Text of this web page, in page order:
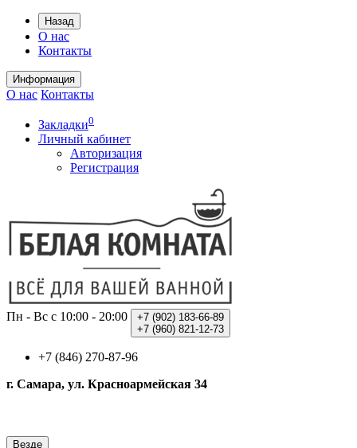
Назад
О нас
Контакты
Информация
О нас Контакты
Закладки0
Личный кабинет
Авторизация
Регистрация
Пн - Вс с 10:00 - 20:00 +7 (902) 183-66-89
+7 (960) 821-12-73
+7 (846) 270-87-96
г. Самара, ул. Красноармейская 34
Везде